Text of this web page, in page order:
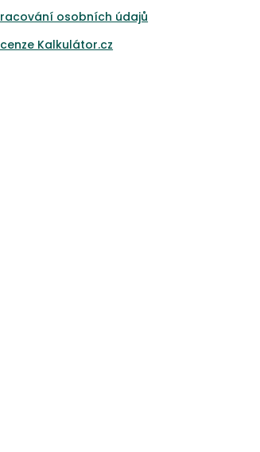
osobních údajů
Kalkulátor.cz